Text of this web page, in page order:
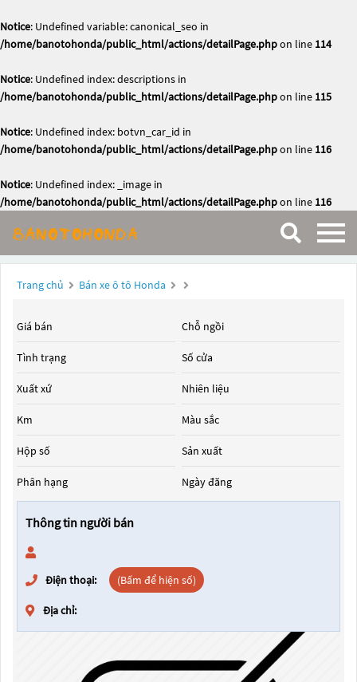
Notice: Undefined variable: canonical_seo in
/home/banotohonda/public_html/actions/detailPage.phpon line 114
Notice: Undefined index: descriptions in
/home/banotohonda/public_html/actions/detailPage.phpon line 115
Notice: Undefined index: botvn_car_id in
/home/banotohonda/public_html/actions/detailPage.phpon line 116
Notice: Undefined index: _image in
/home/banotohonda/public_html/actions/detailPage.phpon line 116
Trang chủ Bán xe ô tô Honda
Giá bán
Tình trạng
Xuất xứ
Km
Hộp số
Phân hạng
Chỗ ngồi
Số cửa
Nhiên liệu
Màu sắc
Sản xuất
Ngày đăng
Thông tin người bán
Điện thoại: (Bấm để hiện số)
Địa chỉ: